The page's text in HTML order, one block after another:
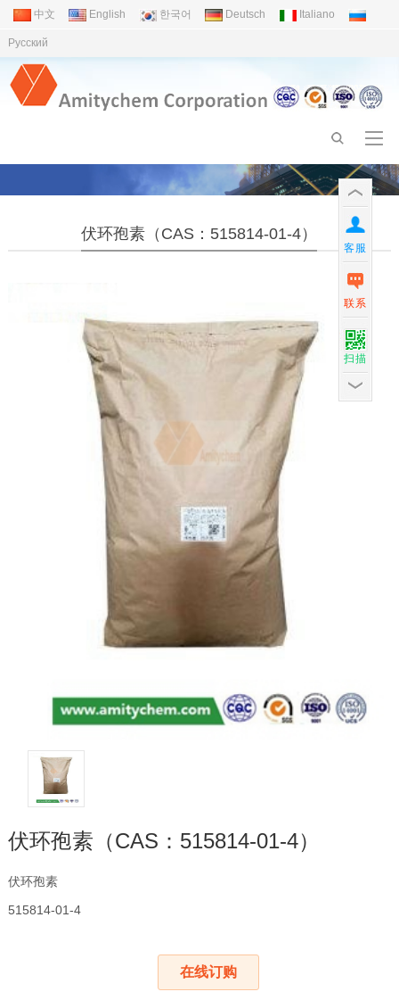
中文 English 한국어 Deutsch Italiano
Pусский
伏环孢素（CAS：515814-01-4）
伏环孢素（CAS：515814-01-4）
伏环孢素
515814-01-4
在线订购
客服
联系
扫描